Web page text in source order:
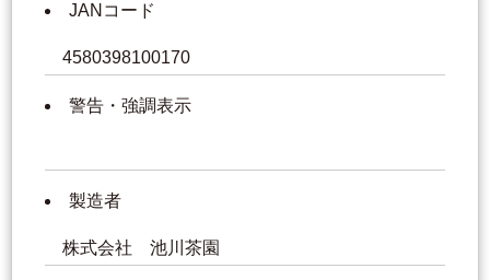
JANコード
4580398100170
警告・強調表示
製造者
株式会社 池川茶園